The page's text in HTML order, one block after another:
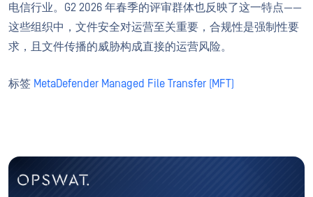
电信行业。G2 2026 年春季的评审群体也反映了这一特点——
这些组织中，文件安全对运营至关重要，合规性是强制性要
求，且文件传播的威胁构成直接的运营风险。
标签 MetaDefender Managed File Transfer (MFT)